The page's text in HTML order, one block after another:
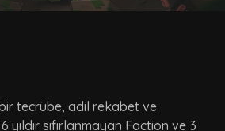
tecrübe, adil rekabet ve
yıldır sıfırlanmayan Faction ve 3